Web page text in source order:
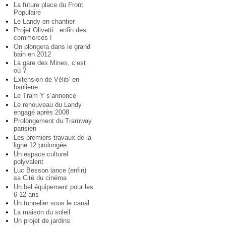
La future place du Front
Populaire
Le Landy en chantier
Projet Olivetti : enfin des
commerces !
On plongera dans le grand
bain en 2012
La gare des Mines, c’est
où ?
Extension de Vélib’ en
banlieue
Le Tram Y s’annonce
Le renouveau du Landy
engagé après 2008
Prolongement du Tramway
parisien
Les premiers travaux de la
ligne 12 prolongée
Un espace culturel
polyvalent
Luc Besson lance (enfin)
sa Cité du cinéma
Un bel équipement pour les
6-12 ans
Un tunnelier sous le canal
La maison du soleil
Un projet de jardins